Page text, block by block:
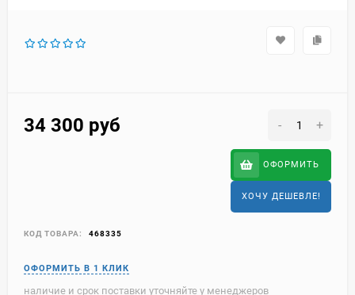
34 300 руб - +
ОФОРМИТЬ
ХОЧУ ДЕШЕВЛЕ!
КОД ТОВАРА: 468335
наличие и срок поставки уточняйте у менеджеров